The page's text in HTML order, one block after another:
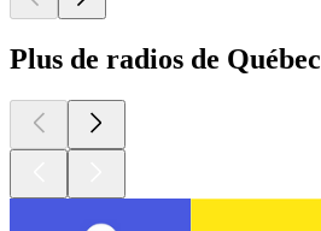
Plus de radios de Québec